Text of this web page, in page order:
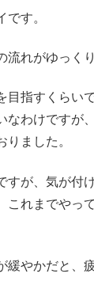
す。
れがゆっくり
目指すくらい
なわけですが
ました。
すが、気が付
これまでやっ
緩やかだと、